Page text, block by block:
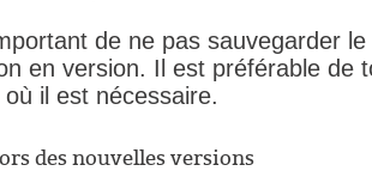
Utilisation
Utilisation
de ne pas sauvegarder
en version. Il est préférable de
il est nécessaire.
des nouvelles versions